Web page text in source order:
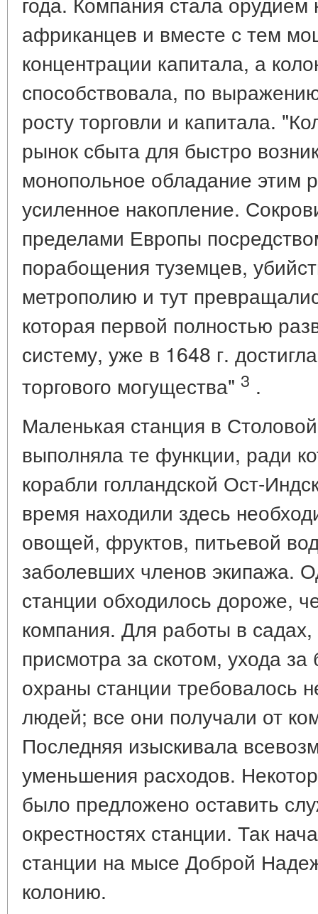
африканцев и вместе с тем
концентрации капитала, а
способствовала, по
росту торговли и капитала.
рынок сбыта для быстро
монопольное обладание этим
усиленное накопление.
пределами Европы
порабощения туземцев,
метрополию и тут
которая первой полностью
систему, уже в 1648 г.
торгового могущества" 3 .
Маленькая станция в
выполняла те функции, ради
корабли голландской Ост-
время находили здесь
овощей, фруктов, питьевой
заболевших членов экипажа.
станции обходилось дороже,
компания. Для работы в
присмотра за скотом, ухода
охраны станции требовалось
людей; все они получали от
Последняя изыскивала
уменьшения расходов.
было предложено оставить
окрестностях станции. Так
станции на мысе Доброй
колонию.